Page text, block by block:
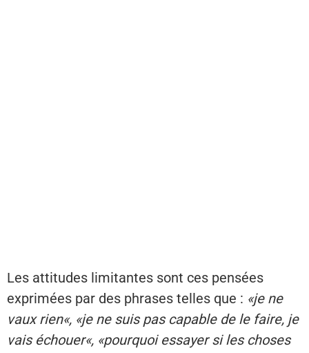
Les attitudes limitantes sont ces pensées
exprimées par des phrases telles que : «je ne
vaux rien«, «je ne suis pas capable de le faire, je
vais échouer«, «pourquoi essayer si les choses